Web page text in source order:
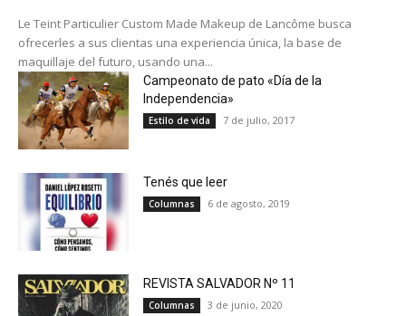
Le Teint Particulier Custom Made Makeup de Lancôme busca
ofrecerles a sus clientas una experiencia única, la base de
maquillaje del futuro, usando una...
Campeonato de pato «Día de la
Independencia»
Estilo de vida 7 de julio, 2017
Tenés que leer
Columnas 6 de agosto, 2019
REVISTA SALVADOR Nº 11
Columnas 3 de junio, 2020